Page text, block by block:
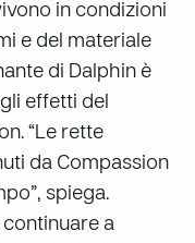
in condizioni
e del materiale
di Dalphin è
effetti del
“Le rette
da Compassion
spiega.
a